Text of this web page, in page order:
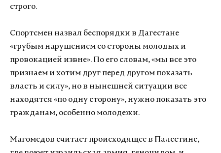
строго.
Спортсмен назвал беспорядки в Дагестане
«грубым нарушением со стороны молодых и
провокацией извне». По его словам, «мы все это
признаем и хотим друг перед другом показать
власть и силу», но в нынешней ситуации все
находятся «по одну сторону», нужно показать это
гражданам, особенно молодежи.
Магомедов считает происходящее в Палестине,